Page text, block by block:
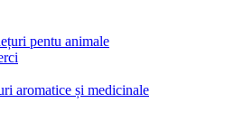
pentu animale
aromatice și medicinale